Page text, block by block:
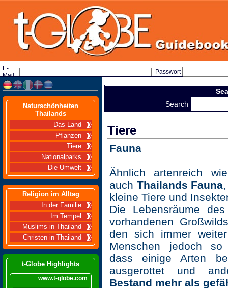
E-
Mail
Passwort
Naturschönheiten
Thailands
Das Land
Pflanzen
Tiere
Nationalparks
Die Umwelt
Religion im Alltag
In der Familie
Im Tempel
Muslims in Thailand
Christen in Thailand
t-Globe Highlights
www.t-globe.com
Search
Tiere
Fauna
Ähnlich artenreich
auch Thailands Fauna
kleine Tiere und
Die Lebensräume
vorhandenen
den sich immer
Menschen jedoch so
dass einige Arten
ausgerottet und
Bestand mehr als